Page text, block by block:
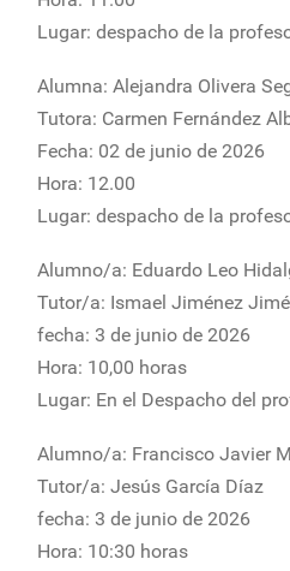
Lugar: despacho de la
Alumna: Alejandra Olivera
Tutora: Carmen Fernández
Fecha: 02 de junio de 2026
Hora: 12.00
Lugar: despacho de la
Alumno/a: Eduardo Leo
Tutor/a: Ismael Jiménez
fecha: 3 de junio de 2026
Hora: 10,00 horas
Lugar: En el Despacho del
Alumno/a: Francisco Javier
Tutor/a: Jesús García Díaz
fecha: 3 de junio de 2026
Hora: 10:30 horas